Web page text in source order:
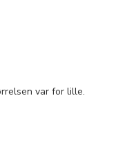
var for lille.